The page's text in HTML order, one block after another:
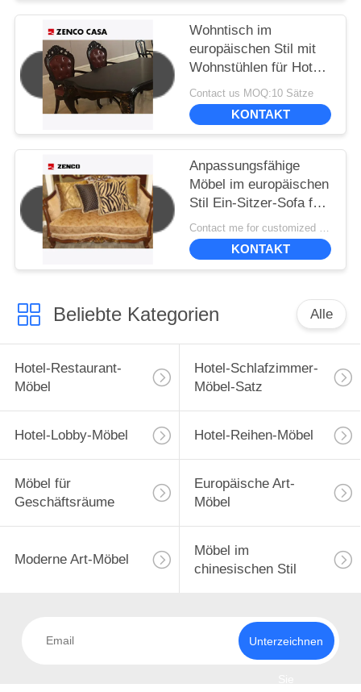
Wohntisch im
europäischen Stil mit
Wohnstühlen für Hotel
oder Zuhause
Contact us MOQ:10 Sätze
KONTAKT
Anpassungsfähige
Möbel im europäischen
Stil Ein-Sitzer-Sofa für
elegante und
funktionelle
Sitzgelegenheiten
Contact me for customized MOQ:10
KONTAKT
Beliebte Kategorien Alle
Hotel-Restaurant-
Möbel
Hotel-Schlafzimmer-
Möbel-Satz
Hotel-Lobby-Möbel Hotel-Reihen-Möbel
Möbel für
Geschäftsräume
Europäische Art-
Möbel
Moderne Art-Möbel
Möbel im
chinesischen Stil
Unterzeichnen